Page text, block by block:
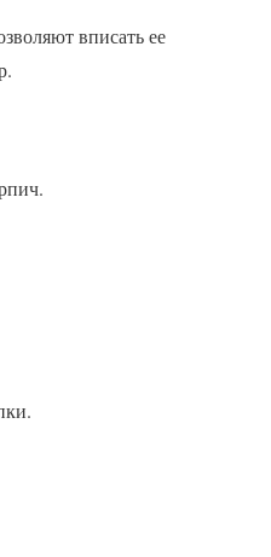
вписать ее